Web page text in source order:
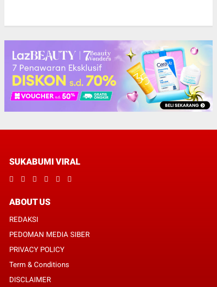
SUKABUMI VIRAL
ABOUT US
REDAKSI
PEDOMAN MEDIA SIBER
PRIVACY POLICY
Term & Conditions
DISCLAIMER